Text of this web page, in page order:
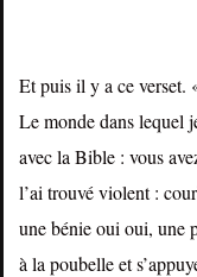
Et puis il y a ce verset.
Le monde dans lequel
avec la Bible : vous
l’ai trouvé violent :
une bénie oui oui, une
à la poubelle et